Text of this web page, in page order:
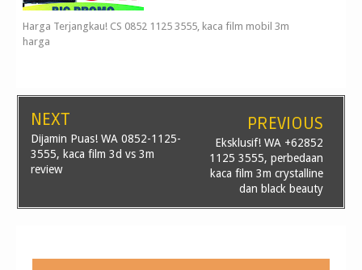
Harga Terjangkau! CS 0852 1125 3555, kaca film mobil 3m
harga
NEXT
Dijamin Puas! WA 0852-1125-
3555, kaca film 3d vs 3m
review
PREVIOUS
Eksklusif! WA +62852
1125 3555, perbedaan
kaca film 3m crystalline
dan black beauty